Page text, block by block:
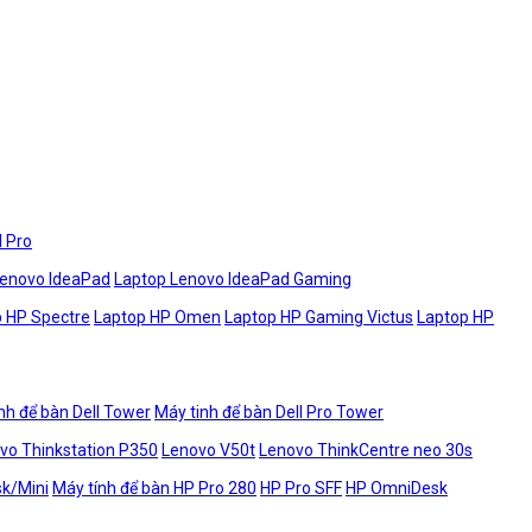
Pro
IdeaPad Laptop Lenovo IdeaPad Gaming
HP Spectre Laptop HP Omen Laptop HP Gaming Victus Laptop HP
để bàn Dell Tower Máy tinh để bàn Dell Pro Tower
Thinkstation P350 Lenovo V50t Lenovo ThinkCentre neo 30s
Mini Máy tính để bàn HP Pro 280 HP Pro SFF HP OmniDesk